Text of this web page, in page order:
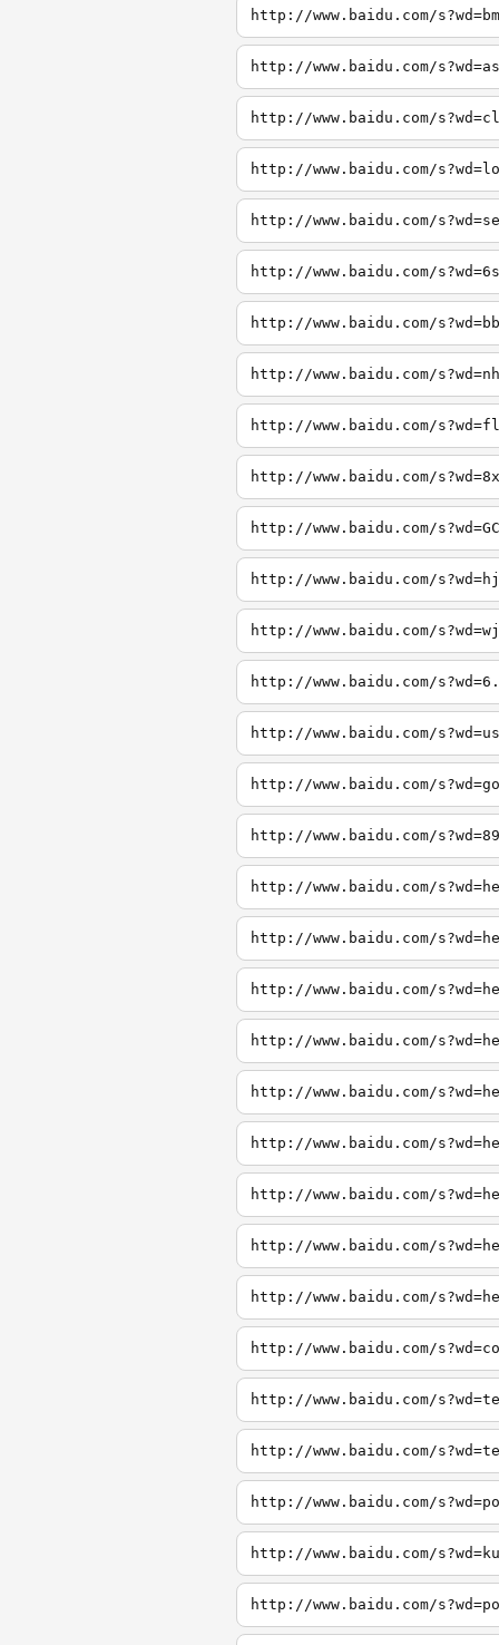
http://www.baidu.com/
http://www.baidu.com/
http://www.baidu.com/
http://www.baidu.com/
http://www.baidu.com/
http://www.baidu.com/
http://www.baidu.com/
http://www.baidu.com/
http://www.baidu.com/
http://www.baidu.com/
http://www.baidu.com/
http://www.baidu.com/
http://www.baidu.com/
http://www.baidu.com/
http://www.baidu.com/
http://www.baidu.com/
http://www.baidu.com/
http://www.baidu.com/
http://www.baidu.com/
http://www.baidu.com/
http://www.baidu.com/
http://www.baidu.com/
http://www.baidu.com/
http://www.baidu.com/
http://www.baidu.com/
http://www.baidu.com/
http://www.baidu.com/
http://www.baidu.com/
http://www.baidu.com/
http://www.baidu.com/
http://www.baidu.com/
http://www.baidu.com/